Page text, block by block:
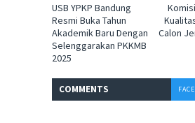
Calon
USB YPKP Bandung
Resmi Buka Tahun
Akademik Baru Dengan
Selenggarakan PKKMB
2025
COMMENTS